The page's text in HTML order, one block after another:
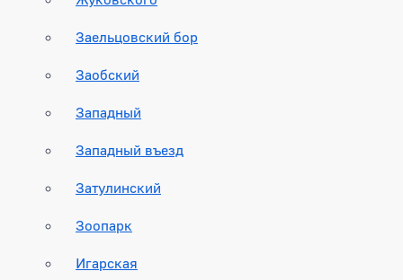
Заельцовский бор
Заобский
Западный
Западный въезд
Затулинский
Зоопарк
Игарская